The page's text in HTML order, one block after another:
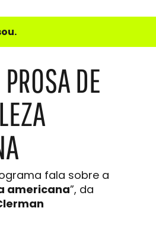
DE
fala sobre a
americana”, da